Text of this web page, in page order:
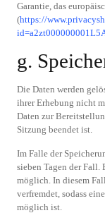
Garantie, das
(https://
g.
Die Daten werden
ihrer Erhebung nicht
Daten zur
Sitzung beendet ist.
Im Falle der
sieben Tagen der Fall.
möglich. In diesem
verfremdet, sodass
möglich ist.